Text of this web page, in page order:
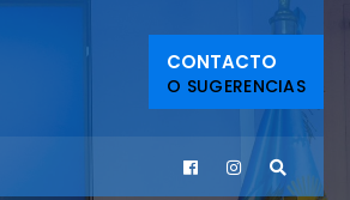
CONTACTO
O SUGERENCIAS